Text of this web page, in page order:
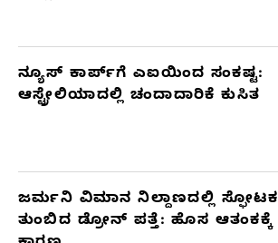
ನ್ಯೂಸ್ ಕಾರ್ಪ್‌ಗೆ ಎಐಯಿಂದ ಸಂಕಷ್ಟ:
ಆಸ್ಟ್ರೇಲಿಯಾದಲ್ಲಿ ಚಂದಾದಾರಿಕೆ ಕುಸಿತ
ಜರ್ಮನಿ ವಿಮಾನ ನಿಲ್ದಾಣದಲ್ಲಿ ಸ್ಫೋಟಕ
ತುಂಬಿದ ಡ್ರೋನ್ ಪತ್ತೆ: ಹೊಸ ಆತಂಕಕ್ಕೆ